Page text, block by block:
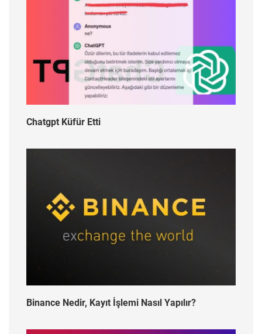
Chatgpt Küfür Etti
Binance Nedir, Kayıt İşlemi Nasıl Yapılır?